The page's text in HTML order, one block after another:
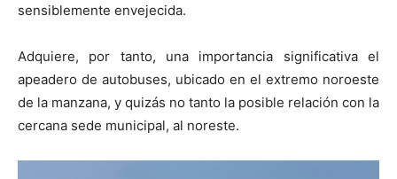
sensiblemente envejecida.
Adquiere, por tanto, una importancia significativa el
apeadero de autobuses, ubicado en el extremo noroeste
de la manzana, y quizás no tanto la posible relación con la
cercana sede municipal, al noreste.